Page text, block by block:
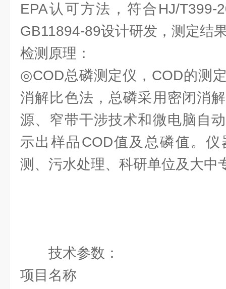
EPA认可方法，符合HJ/T399-
GB11894-89设计研发，测定结
检测原理：
◎COD总磷测定仪，COD的测
消解比色法，总磷采用密闭消
源、窄带干涉技术和微电脑自
示出样品COD值及总磷值。
测、污水处理、科研单位及大中
技术参数：
项目名称